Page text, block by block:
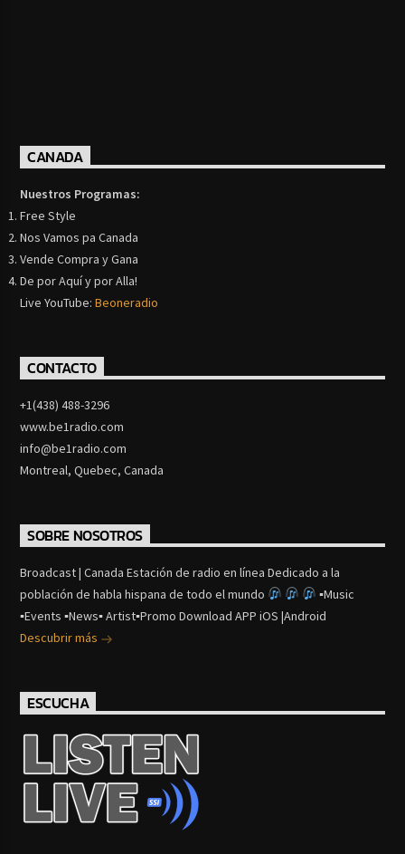
CANADA
Nuestros Programas:
Free Style
Nos Vamos pa Canada
Vende Compra y Gana
De por Aquí y por Alla!
Live YouTube:Beoneradio
CONTACTO
+1(438) 488-3296
www.be1radio.com
info@be1radio.com
Montreal, Quebec, Canada
SOBRE NOSOTROS
Broadcast | Canada Estación de radio en línea Dedicado a la
población de habla hispana de todo el mundo
▪Music
▪Events ▪News▪ Artist▪Promo Download APP iOS |Android
Descubrir más
ESCUCHA